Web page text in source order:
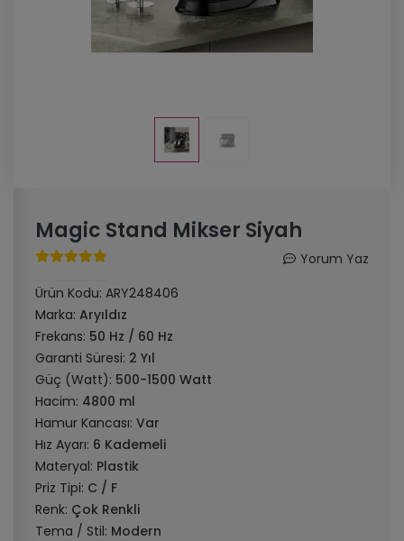
Magic Stand Mikser Siyah
Yorum Yaz
Ürün Kodu: ARY248406
Marka: Aryıldız
Frekans: 50 Hz / 60 Hz
Garanti Süresi: 2 Yıl
Güç (Watt): 500-1500 Watt
Hacim: 4800 ml
Hamur Kancası: Var
Hız Ayarı: 6 Kademeli
Materyal: Plastik
Priz Tipi: C / F
Renk: Çok Renkli
Tema / Stil: Modern